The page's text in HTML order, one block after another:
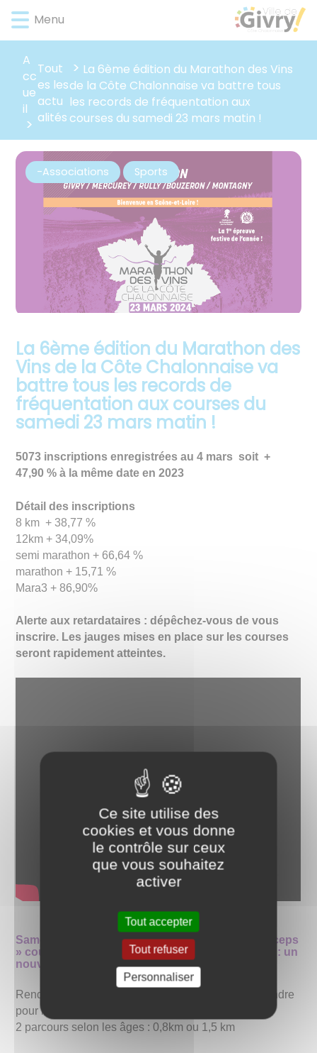
Lien
d'accès
rapide
menu
Lien
d'accès
rapide
contenu
principal
Lien
d'accès
rapide
recherche
Lien
d'accès
rapide
pied
page
Menu
A
cc
ue
il
Tout
es les
actu
alités
La 6ème édition du Marathon des Vins
de la Côte Chalonnaise va battre tous
les records de fréquentation aux
courses du samedi 23 mars matin !
-Associations Sports
La 6ème édition du Marathon des
Vins de la Côte Chalonnaise va
battre tous les records de
fréquentation aux courses du
samedi 23 mars matin !
5073 inscriptions enregistrées au 4 mars soit +
47,90 % à la même date en 2023
Détail des inscriptions
8 km + 38,77 %
12km + 34,09%
semi marathon + 66,64 %
marathon + 15,71 %
Mara3 + 86,90%
Alerte aux retardataires : dépêchez-vous de vous
inscrire. Les jauges mises en place sur les courses
seront rapidement atteintes.
Samedi 23 mars après-midi « la foulée des p’tits ceps
» course pour les enfants nés entre 2013 et 2019 : un
nouveau parcours au centre de Givry
Rendez-vous sur le site du Marathon sans plus attendre
pour inscrire vos enfants.
2 parcours selon les âges : 0,8km ou 1,5 km
Ce site utilise des
cookies et vous donne
le contrôle sur ceux
que vous souhaitez
activer
Tout accepter
Tout refuser
Personnaliser